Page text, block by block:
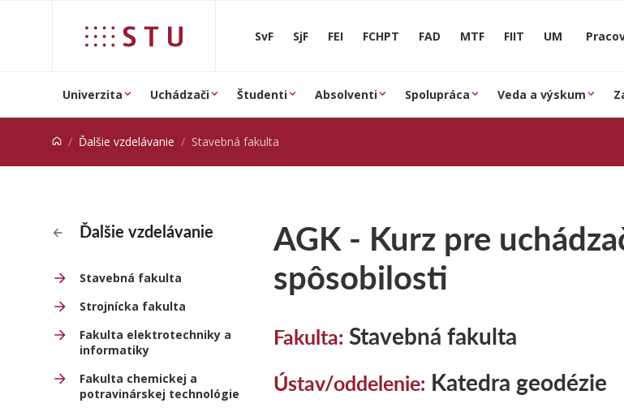
SvF SjF FEI FCHPT FAD MTF FIIT UM
Univerzita Uchádzači Študenti Absolventi Spolupráca Veda a výskum
Ďalšie vzdelávanie Stavebná fakulta
Ďalšie vzdelávanie
Stavebná fakulta
Strojnícka fakulta
Fakulta elektrotechniky a
informatiky
Fakulta chemickej a
potravinárskej technológie
AGK - Kurz pre
spôsobilosti
Fakulta: Stavebná fakulta
Ústav/oddelenie: Katedra geodézie